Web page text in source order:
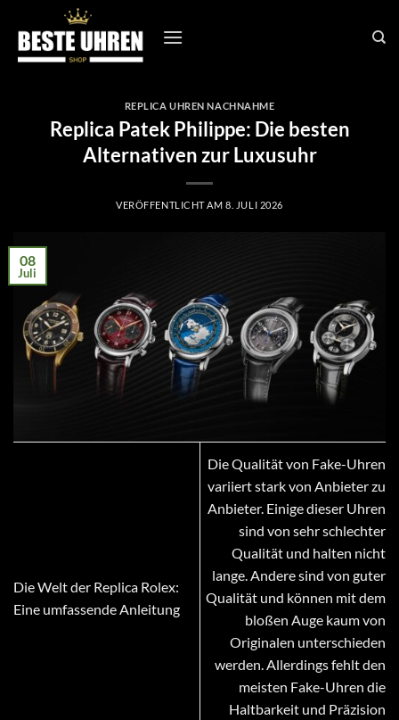
Inhalt
springen
REPLICA UHREN NACHNAHME
Replica Patek Philippe: Die besten
Alternativen zur Luxusuhr
VERÖFFENTLICHT AM8. JULI 2026
08
Juli
Die Welt der Replica Rolex:
Eine umfassende Anleitung
Die Qualität von Fake-Uhren
variiert stark von Anbieter zu
Anbieter. Einige dieser Uhren
sind von sehr schlechter
Qualität und halten nicht
lange. Andere sind von guter
Qualität und können mit dem
bloßen Auge kaum von
Originalen unterschieden
werden. Allerdings fehlt den
meisten Fake-Uhren die
Haltbarkeit und Präzision